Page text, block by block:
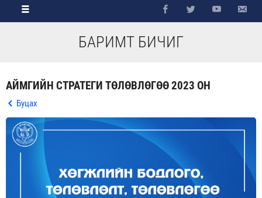
БАРИМТ БИЧИГ
АЙМГИЙН СТРАТЕГИ ТӨЛӨВЛӨГӨӨ 2023 ОН
Буцах